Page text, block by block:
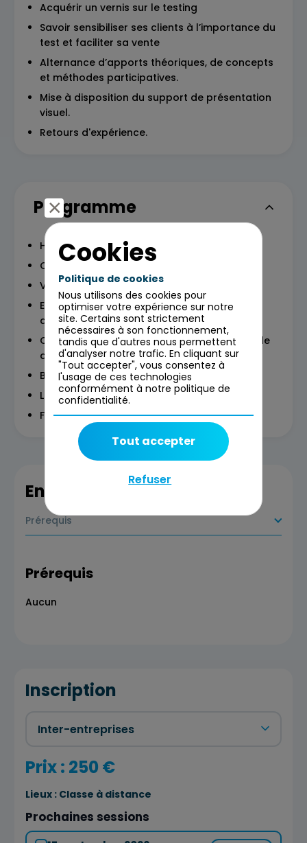
Acquérir un vernis sur le testing
Savoir sensibiliser ses clients à l’importance du
test et faciliter sa vente
Alternance d’apports théoriques, de concepts
et méthodes participatives.
Mise à disposition du support de présentation
visuel.
Retours d'expérience.
Programme
Historique du test
Que sont les tests ?
Vision du test par les stagiaires
Exemples concrets d’incidents dus à une
absence de test
Cout d’une anomalie en fonction du timing de
découverte
Bonnes pratiques et notions fondamentales
Les 7 principes généraux des tests
Focus sur les outils de test
En savoir plus
Prérequis
Prérequis
Aucun
Inscription
Prix : 250 €
Lieux : Classe à distance
Prochaines sessions
Cookies
Politique de cookies
Nous utilisons des cookies pour
optimiser votre expérience sur notre
site. Certains sont strictement
nécessaires à son fonctionnement,
tandis que d'autres nous permettent
d'analyser notre trafic. En cliquant sur
"Tout accepter", vous consentez à
l'usage de ces technologies
conformément à notre politique de
confidentialité.
Refuser
Tout accepter